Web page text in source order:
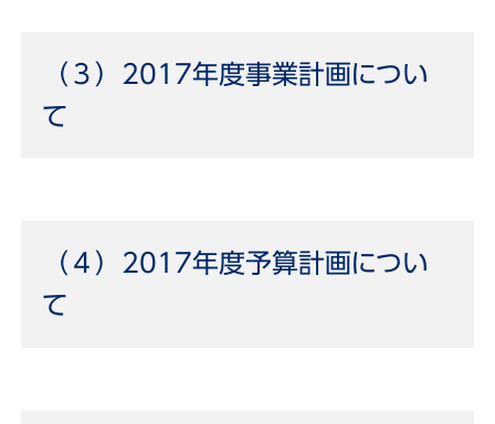
（３）2017年度事業計画につい
て
（４）2017年度予算計画につい
て